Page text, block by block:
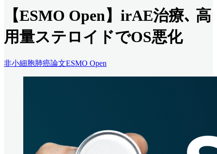
【ESMO Open】irAE治療､ 高
用量ステロイドでOS悪化
非小細胞肺癌論文ESMO Open